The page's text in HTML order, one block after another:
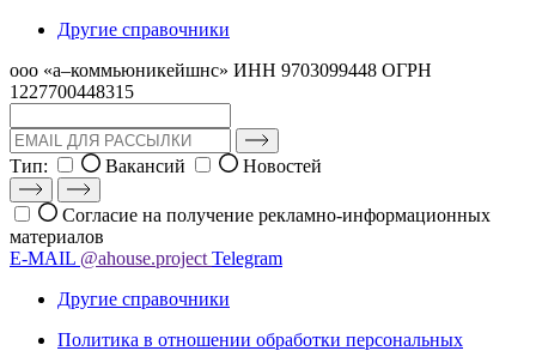
Другие справочники
ооо «а–коммьюникейшнс» ИНН 9703099448 ОГРН
1227700448315
Тип: Вакансий Новостей
Согласие на получение рекламно-информационных
материалов
E-MAIL @ahouse.project Telegram
Другие справочники
Политика в отношении обработки персональных